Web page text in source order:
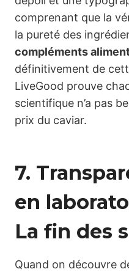
comprenant que la
la pureté des
compléments
définitivement de
LiveGood prouve
scientifique n’a pas
prix du caviar.
7.
en
La fin des
Quand on découvre